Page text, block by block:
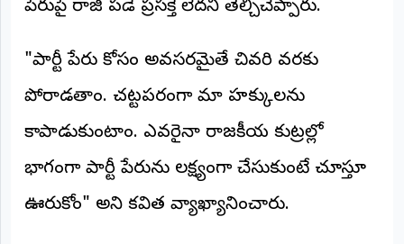
ఆర్టీఐ
డెస్క్
DESK)
మా
రిపోర్టర్లు
పేరుపై రాజీ పడే ప్రసక్తే లేదని తేల్చిచెప్పారు.
"పార్టీ పేరు కోసం అవసరమైతే చివరి వరకు
పోరాడతాం. చట్టపరంగా మా హక్కులను
కాపాడుకుంటాం. ఎవరైనా రాజకీయ కుట్రల్లో
భాగంగా పార్టీ పేరును లక్ష్యంగా చేసుకుంటే చూస్తూ
ఊరుకోం" అని కవిత వ్యాఖ్యానించారు.